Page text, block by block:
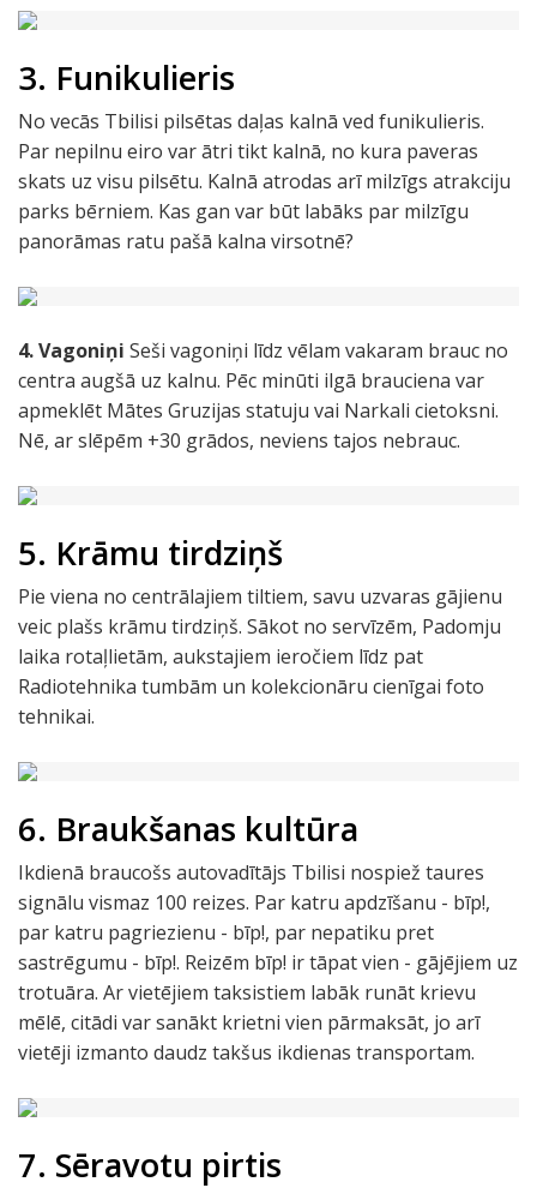
3. Funikulieris
No vecās Tbilisi pilsētas daļas kalnā ved funikulieris.
Par nepilnu eiro var ātri tikt kalnā, no kura paveras
skats uz visu pilsētu. Kalnā atrodas arī milzīgs atrakciju
parks bērniem. Kas gan var būt labāks par milzīgu
panorāmas ratu pašā kalna virsotnē?
4. Vagoniņi Seši vagoniņi līdz vēlam vakaram brauc no
centra augšā uz kalnu. Pēc minūti ilgā brauciena var
apmeklēt Mātes Gruzijas statuju vai Narkali cietoksni.
Nē, ar slēpēm +30 grādos, neviens tajos nebrauc.
5. Krāmu tirdziņš
Pie viena no centrālajiem tiltiem, savu uzvaras gājienu
veic plašs krāmu tirdziņš. Sākot no servīzēm, Padomju
laika rotaļlietām, aukstajiem ieročiem līdz pat
Radiotehnika tumbām un kolekcionāru cienīgai foto
tehnikai.
6. Braukšanas kultūra
Ikdienā braucošs autovadītājs Tbilisi nospiež taures
signālu vismaz 100 reizes. Par katru apdzīšanu - bīp!,
par katru pagriezienu - bīp!, par nepatiku pret
sastrēgumu - bīp!. Reizēm bīp! ir tāpat vien - gājējiem uz
trotuāra. Ar vietējiem taksistiem labāk runāt krievu
mēlē, citādi var sanākt krietni vien pārmaksāt, jo arī
vietēji izmanto daudz takšus ikdienas transportam.
7. Sēravotu pirtis